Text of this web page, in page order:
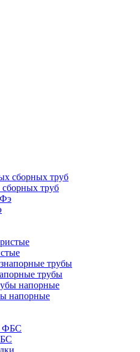
труб
трубы
напорные